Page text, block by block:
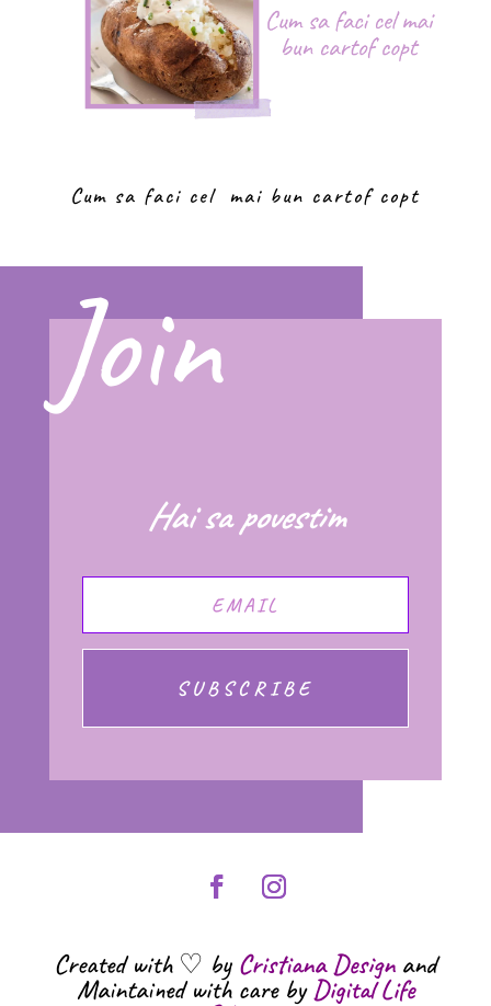
Cum sa faci cel mai bun cartof copt
Join
Hai sa povestim
SUBSCRIBE
Created with ♡ by Cristiana Design and
Maintained with care byDigital Life